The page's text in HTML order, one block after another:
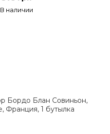
В наличии